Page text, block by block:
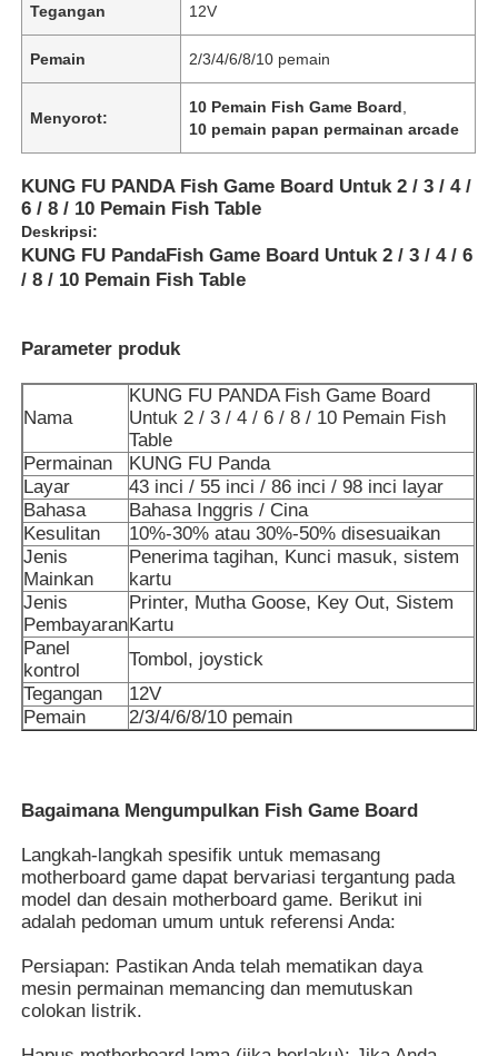
Rumah
Produk
Video
Tentang kita
Wisata pabrik
Quote request suatu
papan permainan slot
Papan permainan ikan
Tegangan 12V
Pemain 2/3/4/6/8/10 pemain
Menyorot:
10 Pemain Fish Game Board
10 pemain papan permainan arcade
KUNG FU PANDA Fish Game Board Untuk 2 / 3 / 4 /
6 / 8 / 10 Pemain Fish Table
Deskripsi:
KUNG FU PandaFish Game Board Untuk 2 / 3 / 4 / 6
/ 8 / 10 Pemain Fish Table
Parameter produk
Nama
KUNG FU PANDA Fish Game Board
Untuk 2 / 3 / 4 / 6 / 8 / 10 Pemain Fish
Table
Permainan
KUNG FU Panda
Layar
43 inci / 55 inci / 86 inci / 98 inci layar
Bahasa
Bahasa Inggris / Cina
Kesulitan
10%-30% atau 30%-50% disesuaikan
Jenis
Mainkan
Penerima tagihan, Kunci masuk, sistem
kartu
Jenis
Pembayaran
Printer, Mutha Goose, Key Out, Sistem
Kartu
Panel
kontrol
Tombol, joystick
Tegangan
12V
Pemain
2/3/4/6/8/10 pemain
Bagaimana Mengumpulkan Fish Game Board
Langkah-langkah spesifik untuk memasang
motherboard game dapat bervariasi tergantung pada
model dan desain motherboard game. Berikut ini
adalah pedoman umum untuk referensi Anda:
Persiapan: Pastikan Anda telah mematikan daya
mesin permainan memancing dan memutuskan
colokan listrik.